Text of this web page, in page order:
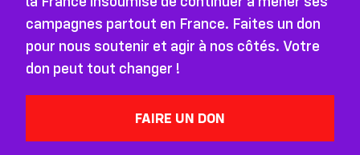
campagnes partout en France. Faites un don
pour nous soutenir et agir à nos côtés. Votre
don peut tout changer !
FAIRE UN DON